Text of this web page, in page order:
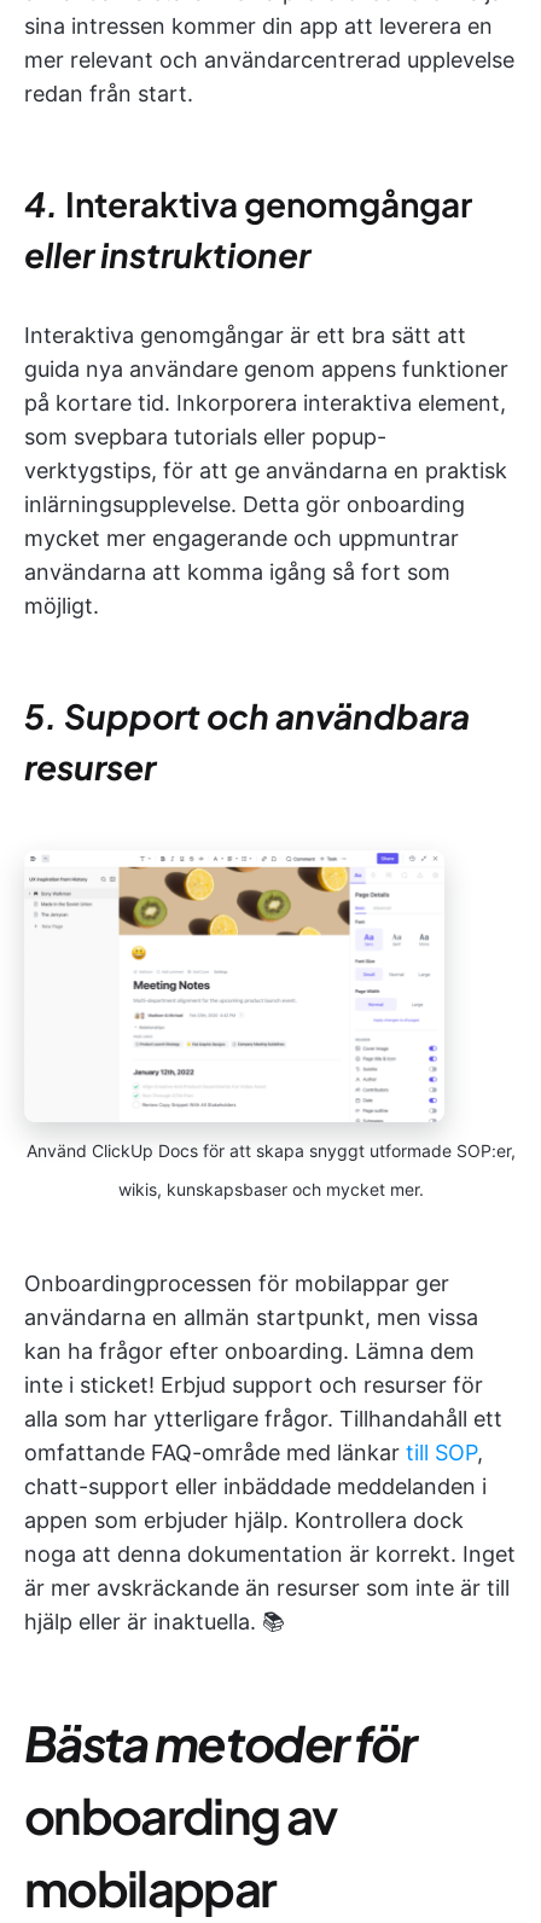
sina intressen kommer din app att leverera en
mer relevant och användarcentrerad upplevelse
redan från start.
4. Interaktiva genomgångar
eller instruktioner
Interaktiva genomgångar är ett bra sätt att
guida nya användare genom appens funktioner
på kortare tid. Inkorporera interaktiva element,
som svepbara tutorials eller popup-
verktygstips, för att ge användarna en praktisk
inlärningsupplevelse. Detta gör onboarding
mycket mer engagerande och uppmuntrar
användarna att komma igång så fort som
möjligt.
5. Support och användbara
resurser
Använd ClickUp Docs för att skapa snyggt utformade SOP:er,
wikis, kunskapsbaser och mycket mer.
Onboardingprocessen för mobilappar ger
användarna en allmän startpunkt, men vissa
kan ha frågor efter onboarding. Lämna dem
inte i sticket! Erbjud support och resurser för
alla som har ytterligare frågor. Tillhandahåll ett
omfattande FAQ-område med länkar till SOP,
chatt-support eller inbäddade meddelanden i
appen som erbjuder hjälp. Kontrollera dock
noga att denna dokumentation är korrekt. Inget
är mer avskräckande än resurser som inte är till
hjälp eller är inaktuella. 📚
Bästa metoder för
onboarding av
mobilappar